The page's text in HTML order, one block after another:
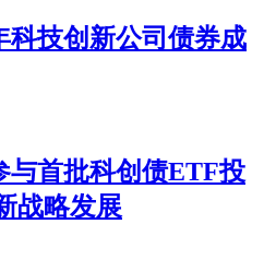
科技创新公司债券成
与首批科创债ETF投
战略发展